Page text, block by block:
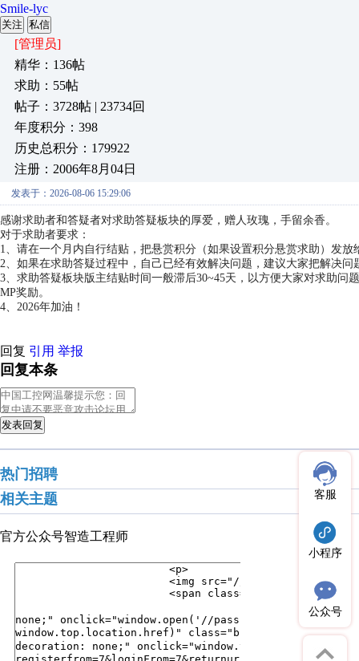
Smile-lyc
关注 私信
[管理员]
精华：136帖
求助：55帖
帖子：3728帖 | 23734回
年度积分：398
历史总积分：179922
注册：2006年8月04日
发表于：2026-08-06 15:29:06
感谢求助者和答疑者对求助答疑板块的厚爱，赠人玫瑰，手留余香。
对于求助者要求：
1、请在一个月内自行结贴，把悬赏积分（如果设置积分悬赏求助）发放
2、如果在求助答疑过程中，自己已经有效解决问题，建议大家把解决
3、求助答疑板块版主结贴时间一般滞后30~45天，以方便大家对求助
MP奖励。
4、2026年加油！
回复 引用 举报
回复本条
发表回复
热门招聘
相关主题
官方公众号智造工程师
客服
小程序
公众号